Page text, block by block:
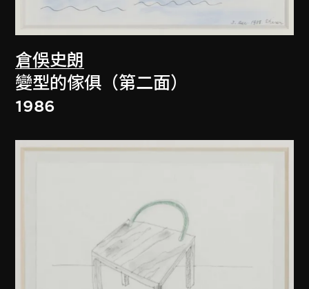
倉俁史朗
變型的傢俱（第二面）
1986